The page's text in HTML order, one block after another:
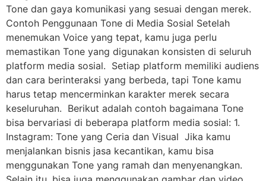
Tone dan gaya komunikasi yang sesuai dengan merek.
Contoh Penggunaan Tone di Media Sosial Setelah
menemukan Voice yang tepat, kamu juga perlu
memastikan Tone yang digunakan konsisten di seluruh
platform media sosial. Setiap platform memiliki audiens
dan cara berinteraksi yang berbeda, tapi Tone kamu
harus tetap mencerminkan karakter merek secara
keseluruhan. Berikut adalah contoh bagaimana Tone
bisa bervariasi di beberapa platform media sosial: 1.
Instagram: Tone yang Ceria dan Visual Jika kamu
menjalankan bisnis jasa kecantikan, kamu bisa
menggunakan Tone yang ramah dan menyenangkan.